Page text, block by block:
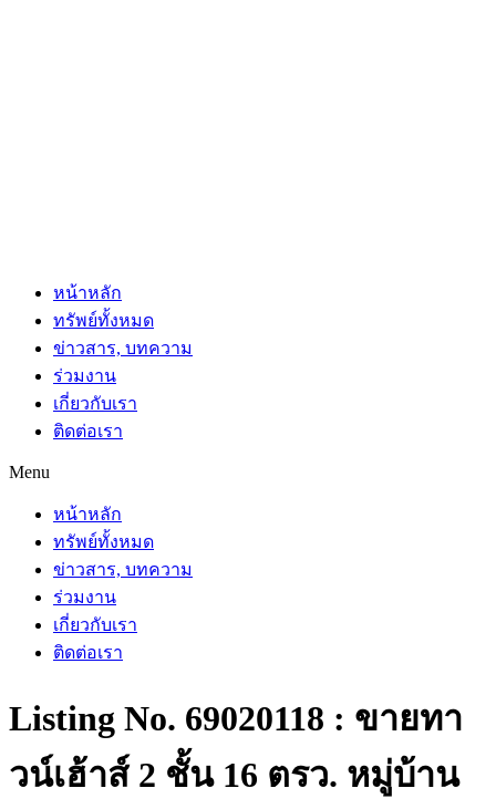
หน้าหลัก
ทรัพย์ทั้งหมด
ข่าวสาร, บทความ
ร่วมงาน
เกี่ยวกับเรา
ติดต่อเรา
Menu
หน้าหลัก
ทรัพย์ทั้งหมด
ข่าวสาร, บทความ
ร่วมงาน
เกี่ยวกับเรา
ติดต่อเรา
Listing No. 69020118 : ขายทา
วน์เฮ้าส์ 2 ชั้น 16 ตรว. หมู่บ้าน